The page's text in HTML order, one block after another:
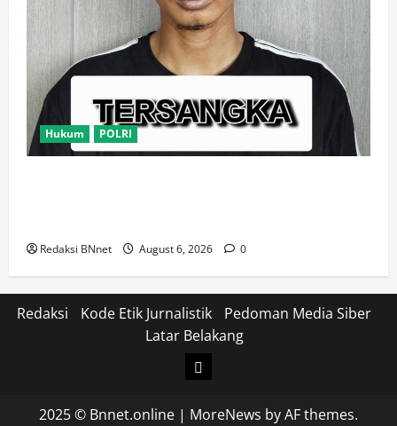
Hukum POLRI
Redaksi BNnet August 6, 2026 0
Redaksi Kode Etik Jurnalistik
Pedoman Media Siber
Latar Belakang
Login
2025 © Bnnet.online | MoreNews by AF themes.